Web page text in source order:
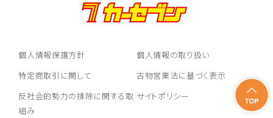
個人情報保護方針
個人情報の取り扱い
特定商取引に関して
古物営業法に基づく表示
反社会的勢力の排除に関する取
組み
サイトポリシー